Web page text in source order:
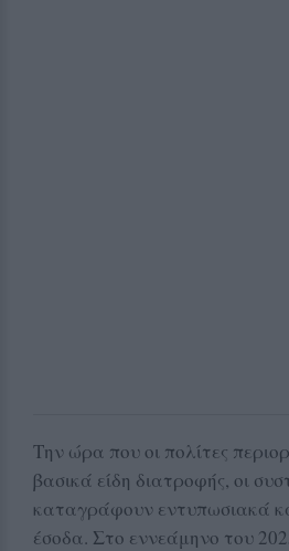
Την ώρα που οι πολίτες
βασικά είδη διατροφής, οι
καταγράφουν εντυπωσιακά
έσοδα. Στο εννεάμηνο του